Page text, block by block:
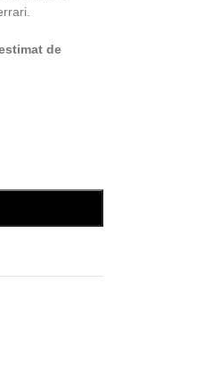
de